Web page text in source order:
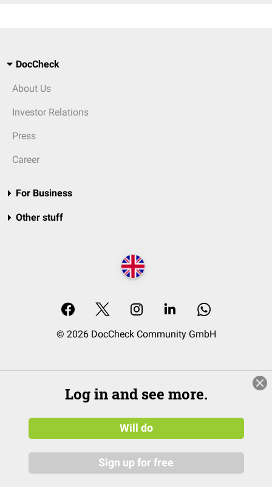
DocCheck
About Us
Investor Relations
Press
Career
For Business
Other stuff
© 2026 DocCheck Community GmbH
Log in and see more.
Will do
Sign up for free